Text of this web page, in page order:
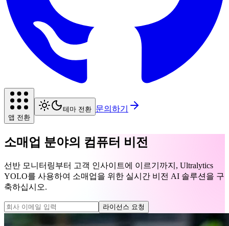
앱 전환
테마 전환 문의하기
소매업 분야의 컴퓨터 비전
선반 모니터링부터 고객 인사이트에 이르기까지, Ultralytics
YOLO를 사용하여 소매업을 위한 실시간 비전 AI 솔루션을 구
축하십시오.
라이선스 요청